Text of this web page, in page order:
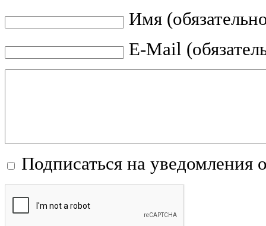
Имя
E-Mail
Подписаться на уведомления